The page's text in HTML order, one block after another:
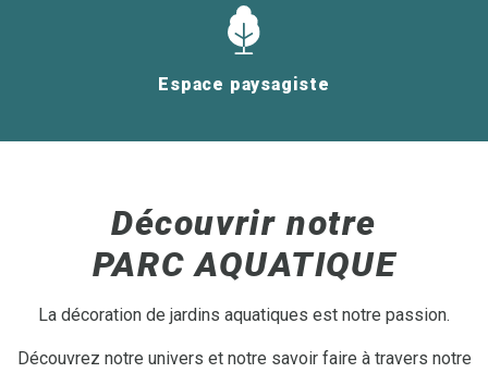
Espace paysagiste
Découvrir notre
PARC AQUATIQUE
La décoration de jardins aquatiques est notre passion.
Découvrez notre univers et notre savoir faire à travers notre